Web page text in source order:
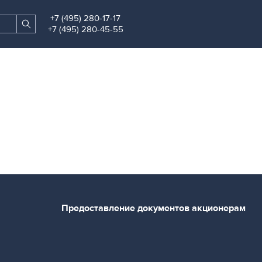
Search
site
Find
+7 (495) 280-17-17
+7 (495) 280-45-55
Предоставление документов акционерам